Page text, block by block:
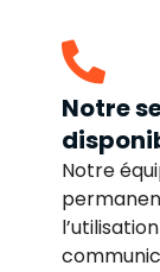
Notre
Notre